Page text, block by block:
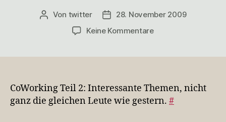
Beitragsautor
Von twitter Veröffentlichungsdatum
28. November 2009
Keine Kommentarezu
CoWorking Teil 2: Interessante Themen, nicht
ganz die gleichen Leute wie gestern. #